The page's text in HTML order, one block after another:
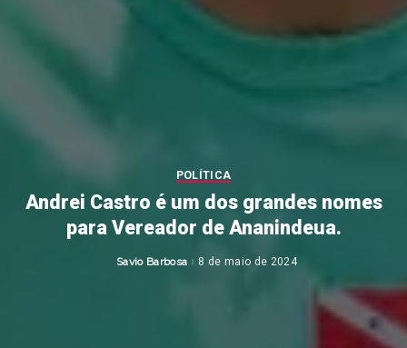
POLÍTICA
Andrei Castro é um dos grandes nomes
para Vereador de Ananindeua.
Posted
Savio Barbosa 8 de maio de 2024